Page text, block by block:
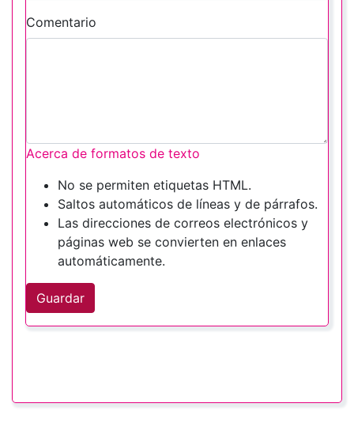
Comentario
Acerca de formatos de texto
No se permiten etiquetas HTML.
Saltos automáticos de líneas y de párrafos.
Las direcciones de correos electrónicos y
páginas web se convierten en enlaces
automáticamente.
Guardar